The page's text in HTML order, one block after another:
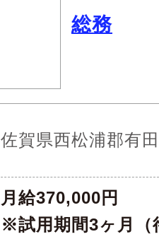
総務
佐賀県西松浦郡有
月給370,000円
※試用期間3ヶ月（